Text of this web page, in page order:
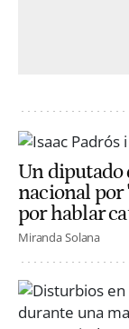
Un diputado
nacional por
por hablar
Miranda Solana